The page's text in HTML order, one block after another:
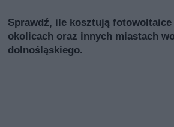
Sprawdź, ile kosztują
okolicach oraz innych miastach
dolnośląskiego.